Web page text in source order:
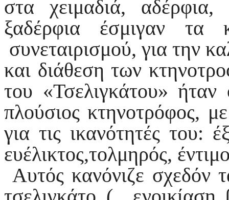
στα χειμαδιά,
ξαδέρφια έσμιγαν τα
συνεταιρισμού, για την
και διάθεση των
του «Τσελιγκάτου»
πλούσιος κτηνοτρόφος,
για τις ικανότητές του:
ευέλικτος,τολμηρός,
Αυτός κανόνιζε σχεδόν